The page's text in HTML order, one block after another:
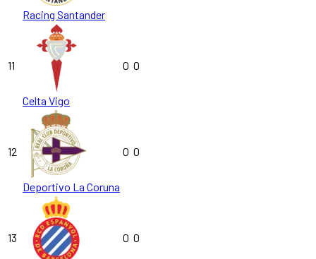
Racing Santander
11
Celta Vigo
0 0
12
Deportivo La Coruna
0 0
13 0 0